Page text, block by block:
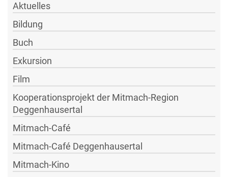
Aktuelles
Bildung
Buch
Exkursion
Film
Kooperationsprojekt der Mitmach-Region
Deggenhausertal
Mitmach-Café
Mitmach-Café Deggenhausertal
Mitmach-Kino